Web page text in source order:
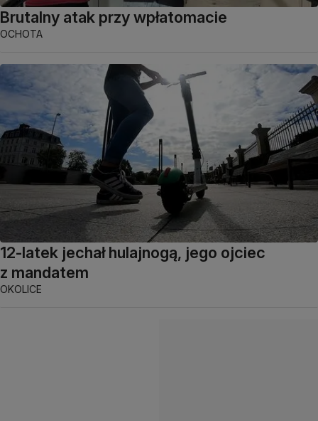
Brutalny atak przy wpłatomacie
OCHOTA
12-latek jechał hulajnogą, jego ojciec
z mandatem
OKOLICE